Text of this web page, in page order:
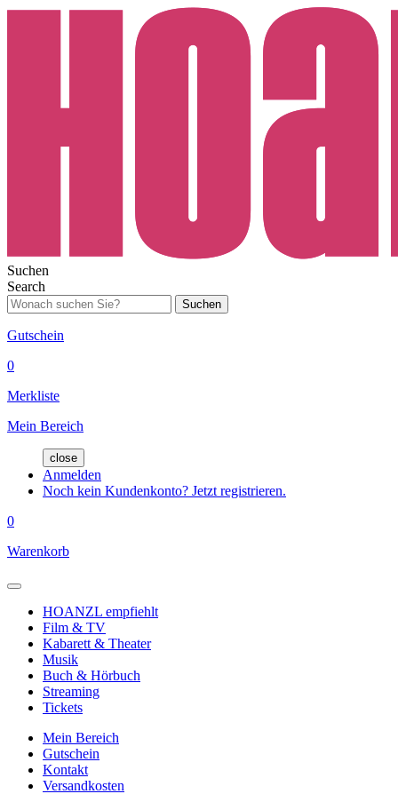
Suchen
Search
Suchen
Gutschein
0
Merkliste
Mein Bereich
close
Anmelden
Noch kein Kundenkonto? Jetzt registrieren.
0
Warenkorb
HOANZL empfiehlt
Film & TV
Kabarett & Theater
Musik
Buch & Hörbuch
Streaming
Tickets
Mein Bereich
Gutschein
Kontakt
Versandkosten